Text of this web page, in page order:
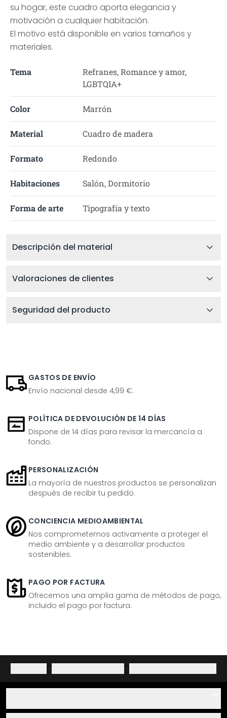
su hogar, este cuadro aporta elegancia y
motivación a cualquier habitación.
El motivo está disponible en varios tamaños y
materiales.
Tema
Refranes, Romance y amor,
LGBTQIA+
Color Marrón
Material Cuadro de madera
Formato Redondo
Habitaciones Salón, Dormitorio
Forma de arte Tipografía y texto
Descripción del material
Valoraciones de clientes
Seguridad del producto
GASTOS DE ENVÍO
Envío nacional desde 4,99 €.
POLÍTICA DE DEVOLUCIÓN DE 14 DÍAS
Dispone de 14 días para revisar la mercancía a
fondo.
PERSONALIZACIÓN
La mayoría de nuestros productos se personalizan
después de recibir tu pedido.
CONCIENCIA MEDIOAMBIENTAL
Nos comprometemos activamente a proteger el
medio ambiente y a desarrollar productos
sostenibles.
PAGO POR FACTURA
Ofrecemos una amplia gama de métodos de pago,
incluido el pago por factura.
· ·